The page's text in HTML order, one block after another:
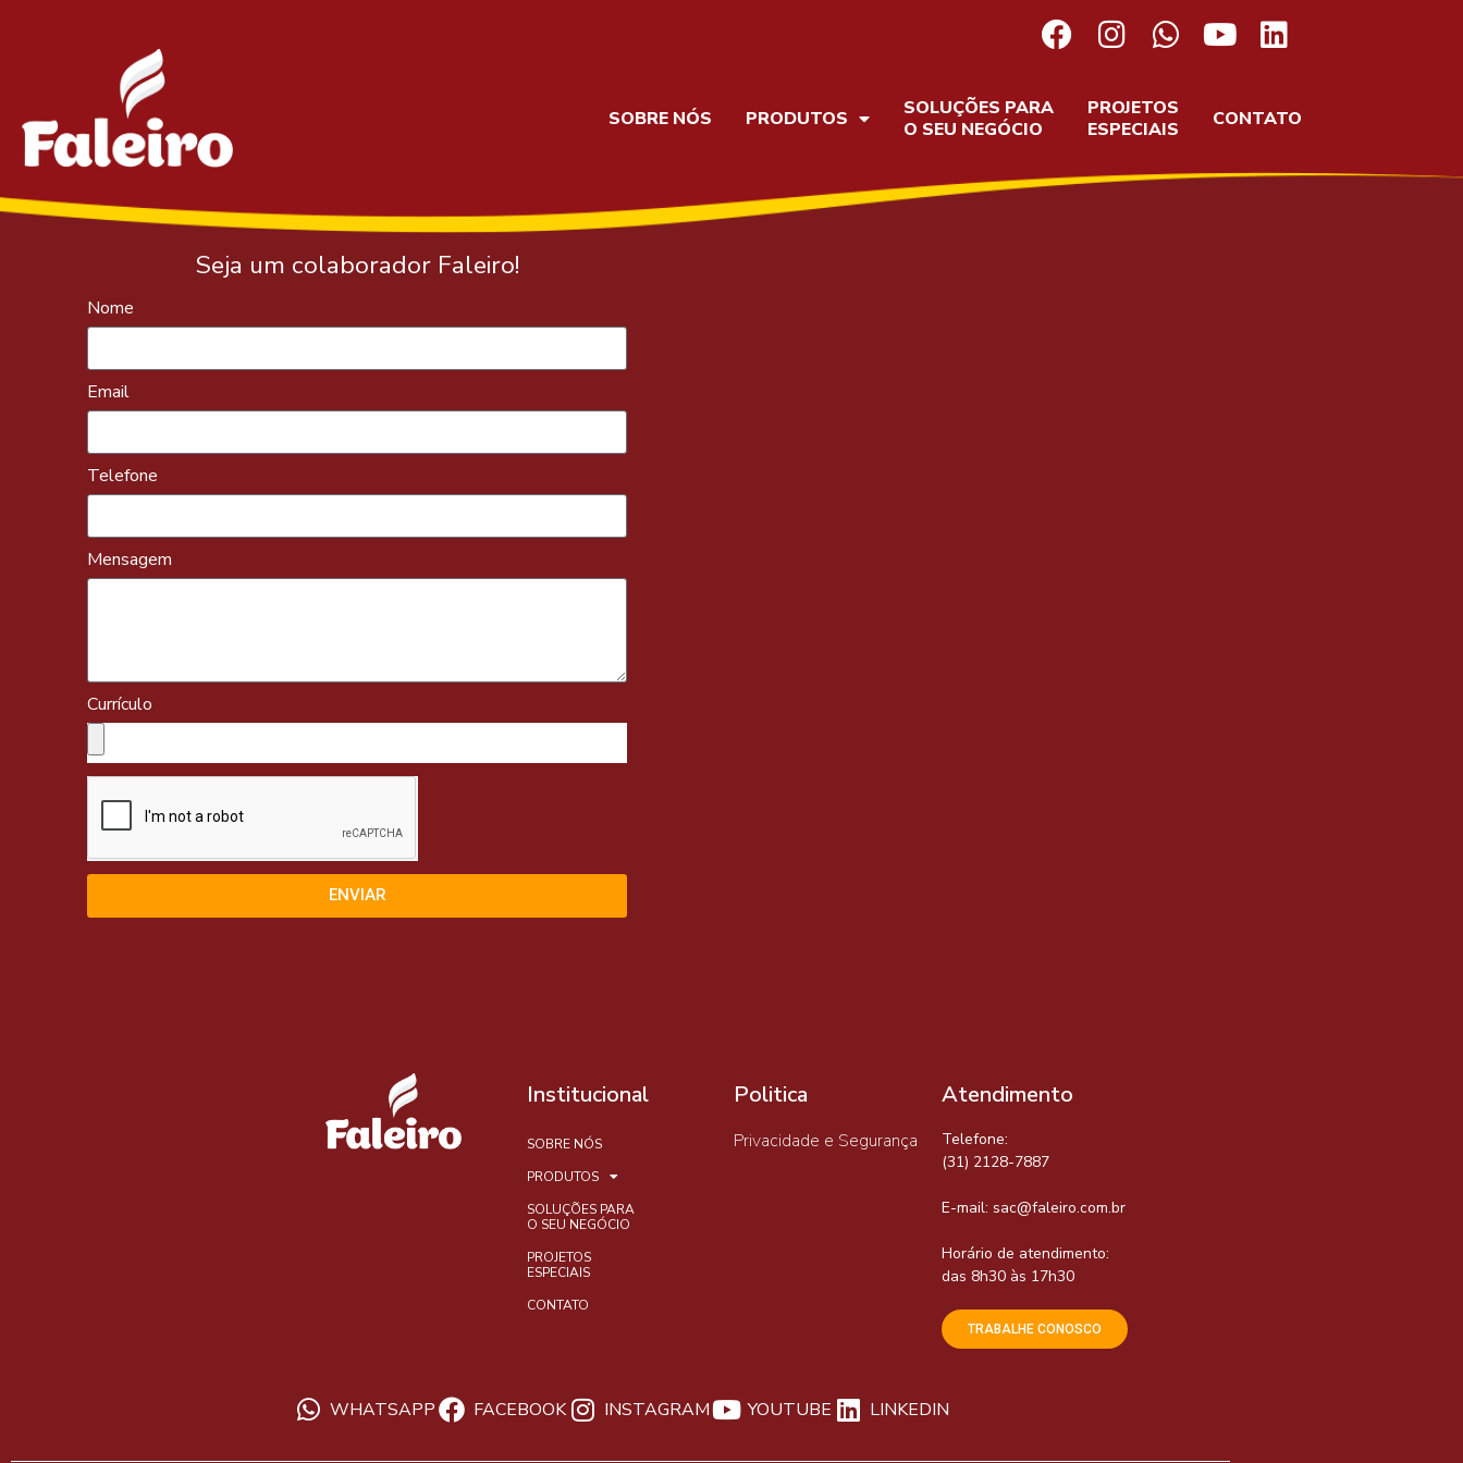
SOBRE NÓS PRODUTOS
SOLUÇÕES PARA
O SEU NEGÓCIO
PROJETOS
ESPECIAIS
CONTATO
Seja um colaborador Faleiro!
Nome
Email
Telefone
Mensagem
Currículo
ENVIAR
Institucional
SOBRE NÓS
PRODUTOS
SOLUÇÕES PARA
O SEU NEGÓCIO
PROJETOS
ESPECIAIS
CONTATO
Politica
Privacidade e Segurança
Atendimento
Telefone:
(31) 2128-7887
E-mail: sac@faleiro.com.br
Horário de atendimento:
das 8h30 às 17h30
TRABALHE CONOSCO
WHATSAPP FACEBOOK INSTAGRAM YOUTUBE LINKEDIN